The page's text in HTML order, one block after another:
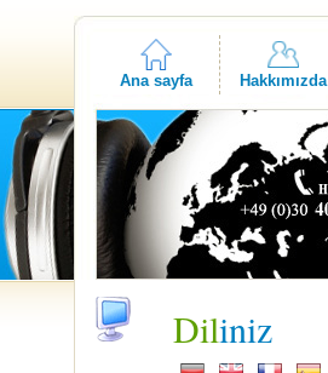
Ana sayfa Hakkımızda
Diliniz